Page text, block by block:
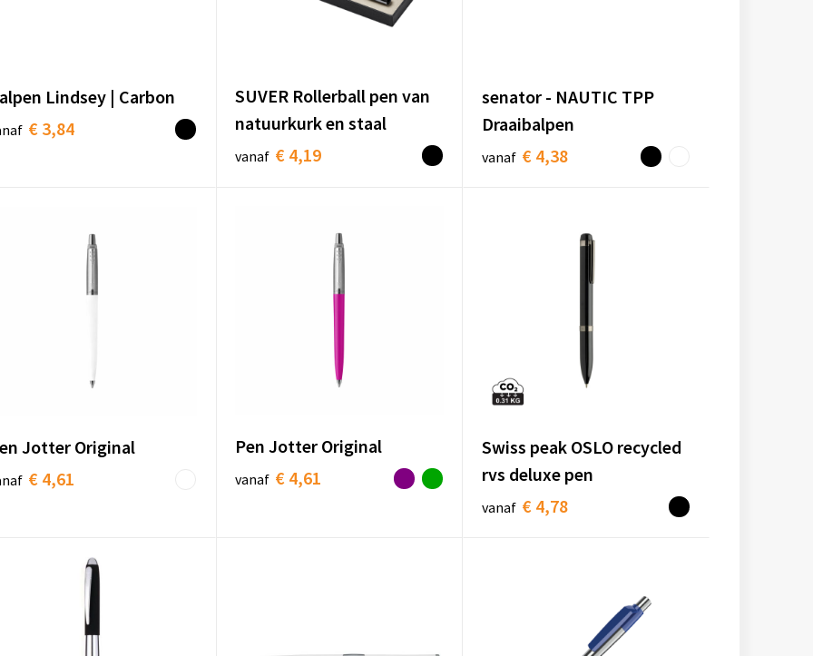
Lindsey | Carbon
€ 3,84
SUVER Rollerball pen van
natuurkurk en staal
vanaf € 4,19
senator - NAUTIC TPP
Draaibalpen
vanaf € 4,38
Jotter Original
€ 4,61
Pen Jotter Original
vanaf € 4,61
Swiss peak OSLO recycled
rvs deluxe pen
vanaf € 4,78